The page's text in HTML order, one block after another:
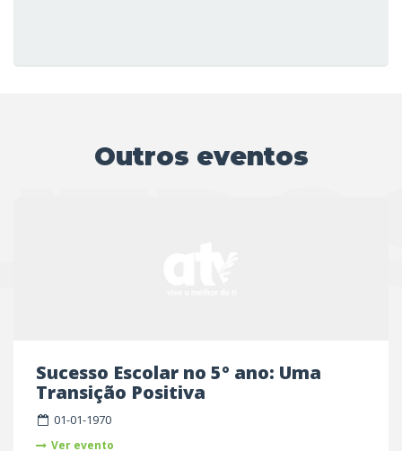
Outros eventos
Sucesso Escolar no 5º ano: Uma
Transição Positiva
01-01-1970
Ver evento